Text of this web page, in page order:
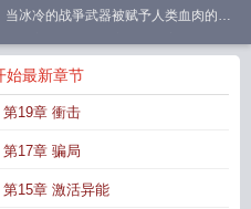
冰冷的战爭武器被赋予人类血肉的优
末日机甲爆火短剧
始最新章节
第19章 衝击
第17章 骗局
第15章 激活异能